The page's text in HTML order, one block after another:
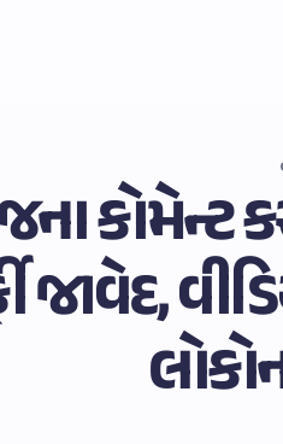
કોમેન્ટ
જાવેદ,